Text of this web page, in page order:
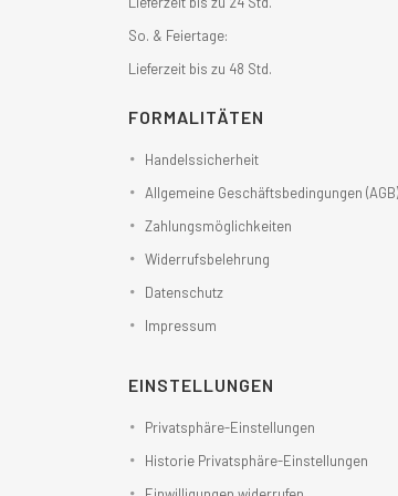
So. & Feiertage:
Lieferzeit bis zu 48 Std.
FORMALITÄTEN
Handelssicherheit
Allgemeine Geschäftsbedingungen (AGB)
Zahlungsmöglichkeiten
Widerrufsbelehrung
Datenschutz
Impressum
EINSTELLUNGEN
Privatsphäre-Einstellungen
Historie Privatsphäre-Einstellungen